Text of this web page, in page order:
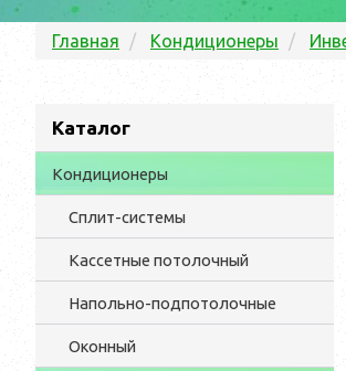
Главная Кондиционеры
Каталог
Кондиционеры
Сплит-системы
Кассетные потолочный
Напольно-подпотолочные
Оконный